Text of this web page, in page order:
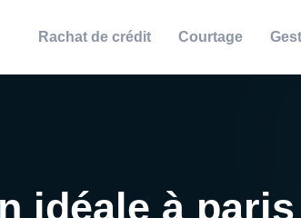
Rachat de crédit Courtage
idéale à